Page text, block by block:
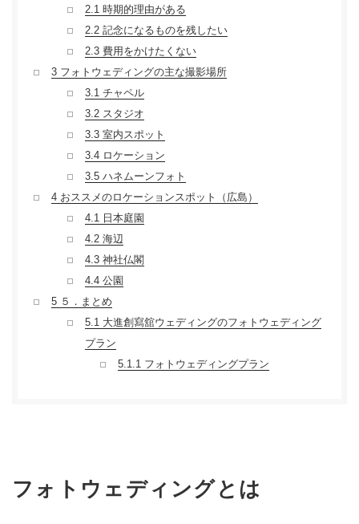
2.1時期的理由がある
2.2記念になるものを残したい
2.3費用をかけたくない
3 フォトウェディングの主な撮影場所
3.1チャペル
3.2スタジオ
3.3室内スポット
3.4ロケーション
3.5ハネムーンフォト
4 おススメのロケーションスポット（広島）
4.1日本庭園
4.2海辺
4.3神社仏閣
4.4公園
5 ５．まとめ
5.1大進創寫舘ウェディングのフォトウェディング
プラン
5.1.1 フォトウェディングプラン
フォトウェディングとは